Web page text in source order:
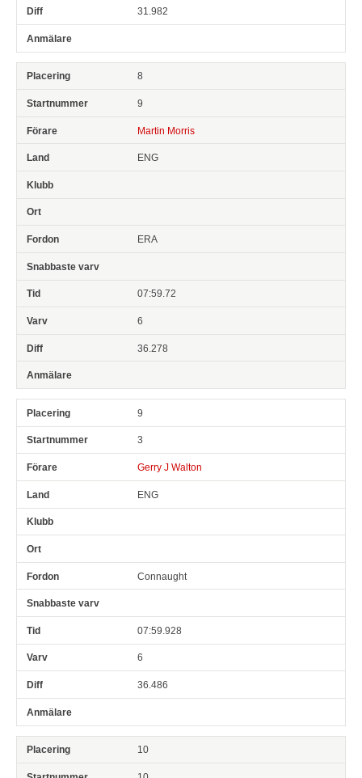
31.982
8
9
Martin Morris
ENG
ERA
07:59.72
6
36.278
9
3
Gerry J Walton
ENG
Connaught
07:59.928
6
36.486
10